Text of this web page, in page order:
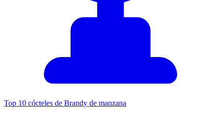
Top 10 cócteles de Brandy de manzana